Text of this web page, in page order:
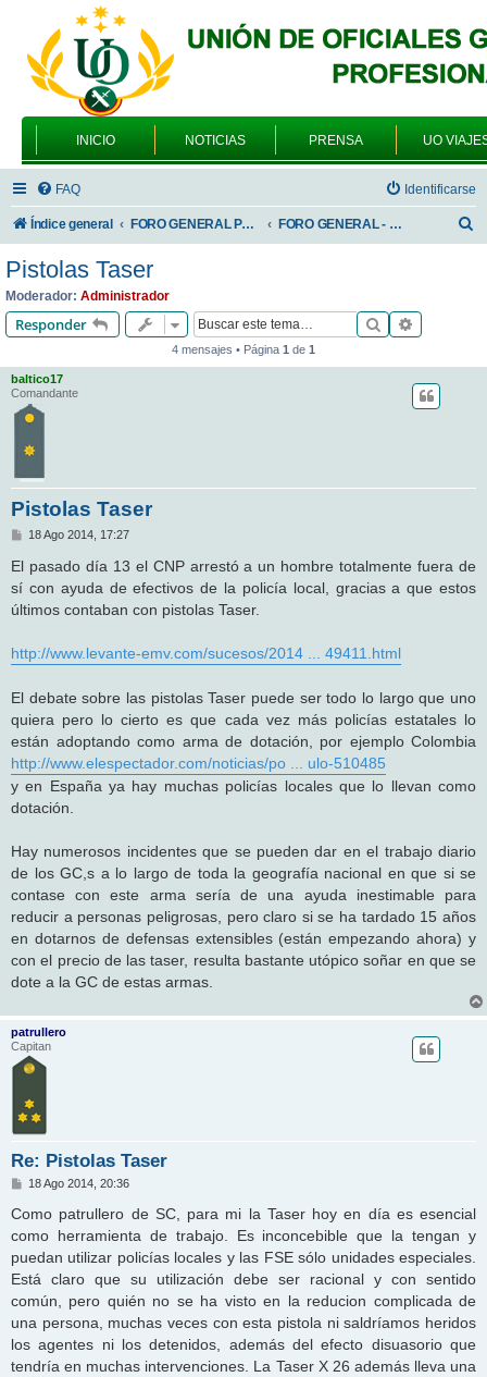
INICIO NOTICIAS PRENSA UO
FAQ Identificarse
Índice general FORO GENERAL PARA TODOS LOS USUARIOS FORO GENERAL - TEMAS PROFESIONALES
r
Pistolas Taser
Moderador: Administrador
Responder Buscar
4 mensajes • Página 1 de 1
baltico17
Comandante
Pistolas Taser
M
n
s
a
j
e
18 Ago 2014, 17:27
El pasado día 13 el CNP arrestó a un hombre totalmente fuera de
sí con ayuda de efectivos de la policía local, gracias a que estos
últimos contaban con pistolas Taser.
http://www.levante-emv.com/sucesos/2014 ... 49411.html
El debate sobre las pistolas Taser puede ser todo lo largo que uno
quiera pero lo cierto es que cada vez más policías estatales lo
están adoptando como arma de dotación, por ejemplo Colombia
http://www.elespectador.com/noticias/po ... ulo-510485
y en España ya hay muchas policías locales que lo llevan como
dotación.
Hay numerosos incidentes que se pueden dar en el trabajo diario
de los GC,s a lo largo de toda la geografía nacional en que si se
contase con este arma sería de una ayuda inestimable para
reducir a personas peligrosas, pero claro si se ha tardado 15 años
en dotarnos de defensas extensibles (están empezando ahora) y
con el precio de las taser, resulta bastante utópico soñar en que se
dote a la GC de estas armas.
patrullero
Capitan
Re: Pistolas Taser
M
n
a
j
e
18 Ago 2014, 20:36
Como patrullero de SC, para mi la Taser hoy en día es esencial
como herramienta de trabajo. Es inconcebible que la tengan y
puedan utilizar policías locales y las FSE sólo unidades especiales.
Está claro que su utilización debe ser racional y con sentido
común, pero quién no se ha visto en la reducion complicada de
una persona, muchas veces con esta pistola ni saldríamos heridos
los agentes ni los detenidos, además del efecto disuasorio que
tendría en muchas intervenciones. La Taser X 26 además lleva una